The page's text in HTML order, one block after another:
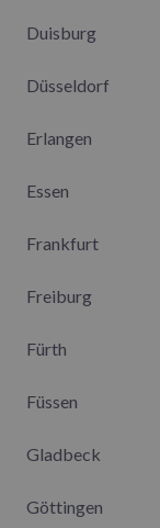
Duisburg
Düsseldorf
Erlangen
Essen
Frankfurt
Freiburg
Fürth
Füssen
Gladbeck
Göttingen